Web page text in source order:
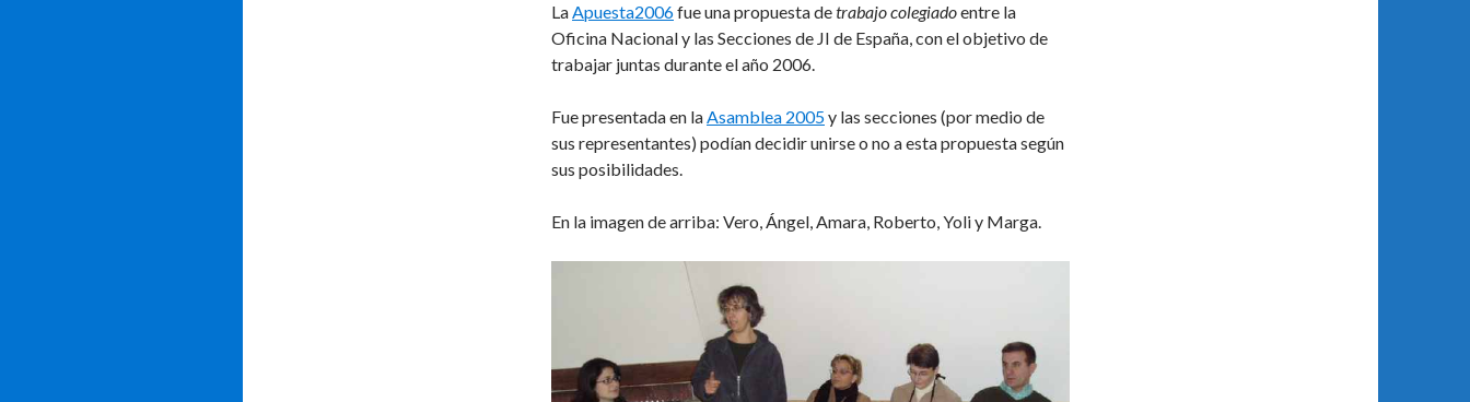
LaApuesta2006fue una propuesta detrabajo colegiadoentre la
Oficina Nacional y las Secciones de JI de España, con el objetivo de
trabajar juntas durante el año 2006.
Fue presentada en laAsamblea 2005y las secciones (por medio de
sus representantes) podían decidir unirse o no a esta propuesta según
sus posibilidades.
En la imagen de arriba: Vero, Ángel, Amara, Roberto, Yoli y Marga.